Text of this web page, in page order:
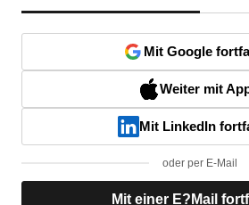
Mit Google
Weiter mit
Mit LinkedIn
oder per E-Mail
Mit einer E?Mail